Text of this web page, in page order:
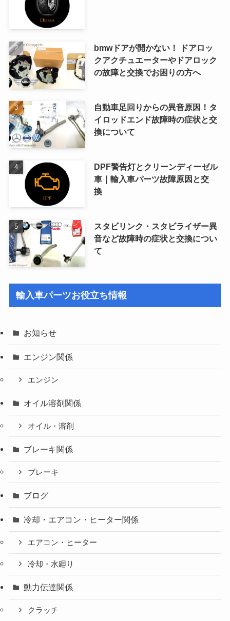
bmwドアが開かない！ ドアロッ
クアクチュエーターやドアロック
の故障と交換でお困りの方へ
自動車足回りからの異音原因！タ
イロッドエンド故障時の症状と交
換について
DPF警告灯とクリーンディーゼル
車｜輸入車パーツ故障原因と交
換
スタビリンク・スタビライザー異
音など故障時の症状と交換につい
て
輸入車パーツお役立ち情報
お知らせ
エンジン関係
エンジン
オイル溶剤関係
オイル・溶剤
ブレーキ関係
ブレーキ
ブログ
冷却・エアコン・ヒーター関係
エアコン・ヒーター
冷却・水廻り
動力伝達関係
クラッチ